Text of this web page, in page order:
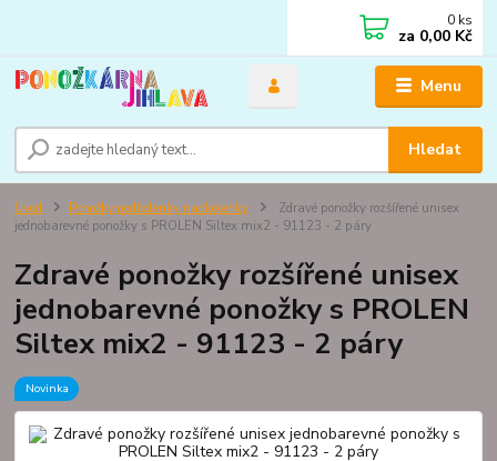
Menu
Hledat
0 ks
za 0,00 Kč
Úvod Ponožky,podkolenky nadkolenky
Zdravé ponožky rozšířené unisex
jednobarevné ponožky s PROLEN Siltex mix2 - 91123 - 2 páry
Zdravé ponožky rozšířené unisex
jednobarevné ponožky s PROLEN
Siltex mix2 - 91123 - 2 páry
Novinka